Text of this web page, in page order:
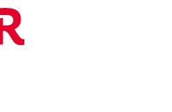
OFERTE DE NERATAT